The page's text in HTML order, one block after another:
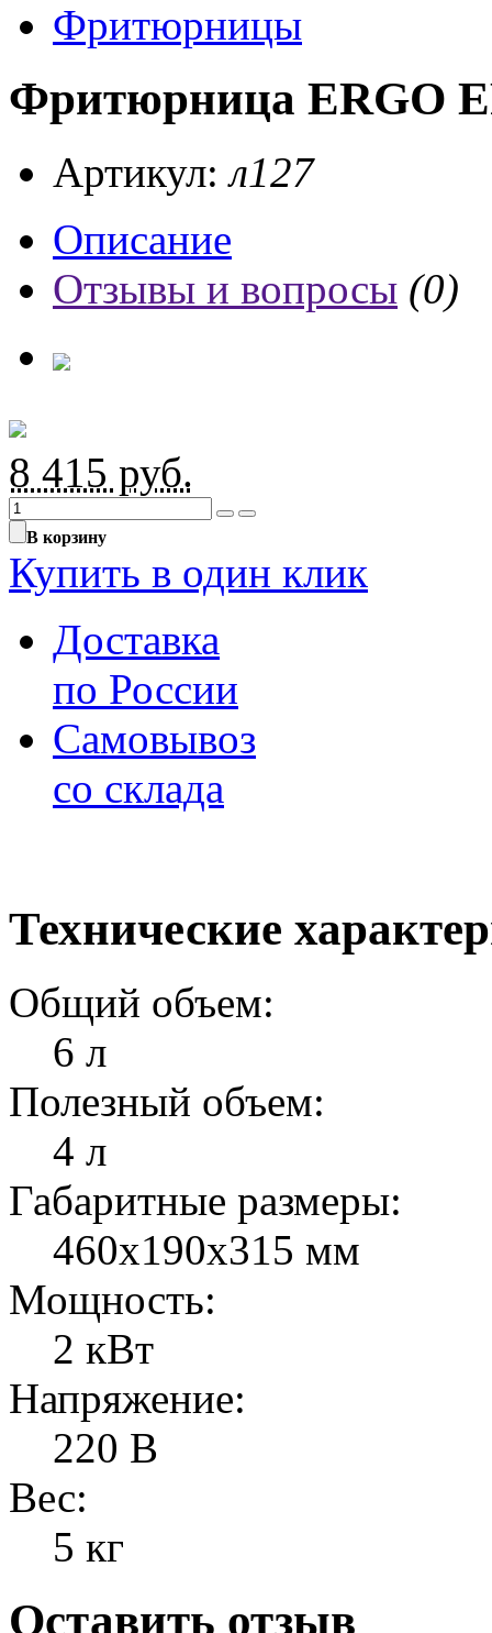
Фритюрницы
Фритюрница ERGO
Артикул:л127
Описание
Отзывы и вопросы (0)
8 415 руб.
В корзину
Купить в один клик
Доставка
по России
Самовывоз
со склада
Технические
Общий объем:
6 л
Полезный объем:
4 л
Габаритные размеры:
460х190х315 мм
Мощность:
2 кВт
Напряжение:
220 В
Вес:
5 кг
Оставить отзыв